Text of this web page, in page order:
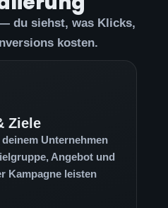
du siehst, was Klicks,
kosten.
Ziele
Unternehmen
Angebot und
Kampagne leisten